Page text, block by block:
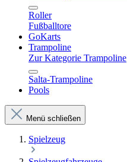
Roller
Fußballtore
GoKarts
Trampoline
Zur Kategorie Trampoline
Salta-Trampoline
Pools
Menü schließen
Spielzeug